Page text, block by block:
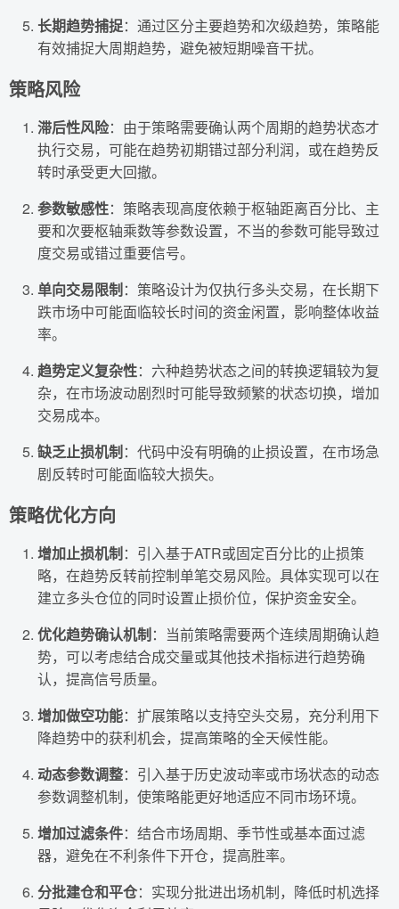
长期趋势捕捉：通过区分主要趋势和次级趋势，策略能
有效捕捉大周期趋势，避免被短期噪音干扰。
策略风险
滞后性风险：由于策略需要确认两个周期的趋势状态才
执行交易，可能在趋势初期错过部分利润，或在趋势反
转时承受更大回撤。
参数敏感性：策略表现高度依赖于枢轴距离百分比、主
要和次要枢轴乘数等参数设置，不当的参数可能导致过
度交易或错过重要信号。
单向交易限制：策略设计为仅执行多头交易，在长期下
跌市场中可能面临较长时间的资金闲置，影响整体收益
率。
趋势定义复杂性：六种趋势状态之间的转换逻辑较为复
杂，在市场波动剧烈时可能导致频繁的状态切换，增加
交易成本。
缺乏止损机制：代码中没有明确的止损设置，在市场急
剧反转时可能面临较大损失。
策略优化方向
增加止损机制：引入基于ATR或固定百分比的止损策
略，在趋势反转前控制单笔交易风险。具体实现可以在
建立多头仓位的同时设置止损价位，保护资金安全。
优化趋势确认机制：当前策略需要两个连续周期确认趋
势，可以考虑结合成交量或其他技术指标进行趋势确
认，提高信号质量。
增加做空功能：扩展策略以支持空头交易，充分利用下
降趋势中的获利机会，提高策略的全天候性能。
动态参数调整：引入基于历史波动率或市场状态的动态
参数调整机制，使策略能更好地适应不同市场环境。
增加过滤条件：结合市场周期、季节性或基本面过滤
器，避免在不利条件下开仓，提高胜率。
分批建仓和平仓：实现分批进出场机制，降低时机选择